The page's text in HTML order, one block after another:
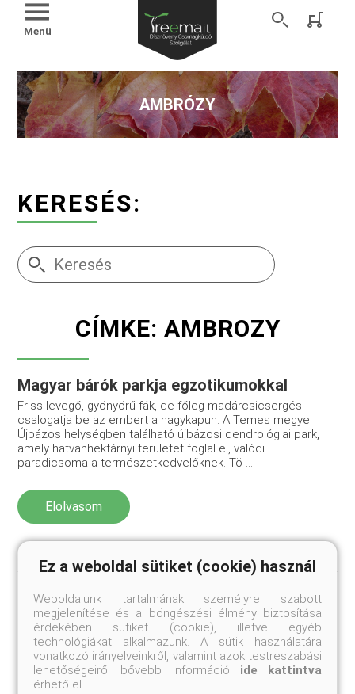
Menü
AMBRÓZY
KERESÉS:
CÍMKE: AMBROZY
Magyar bárók parkja egzotikumokkal
Friss levegő, gyönyörű fák, de főleg madárcsicsergés
csalogatja be az embert a nagykapun. A Temes megyei
Újbázos helységben található újbázosi dendrológiai park,
amely hatvanhektárnyi területet foglal el, valódi
paradicsoma a természetkedvelőknek. Tö ...
Elolvasom
Pálmaliliomok a pannon kertben
Nyári melegben suhanunk autónkkal. Az útmenti bevágások
meredek lejtőin őszi színt öltött a fű, mintha az első fagy
perzselte volna meg, barnán, aszottan fekszik a talajra,
Ez a weboldal sütiket (cookie) használ
Weboldalunk tartalmának személyre szabott
megjelenítése és a böngészési élmény biztosítása
érdekében sütiket (cookie), illetve egyéb
technológiákat alkalmazunk. A sütik használatára
vonatkozó irányelveinkről, valamint azok testreszabási
lehetőségeiről bővebb információ ide kattintva
érhető el.